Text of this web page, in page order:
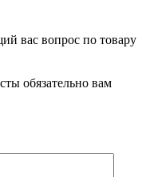
вас вопрос по товару
обязательно вам